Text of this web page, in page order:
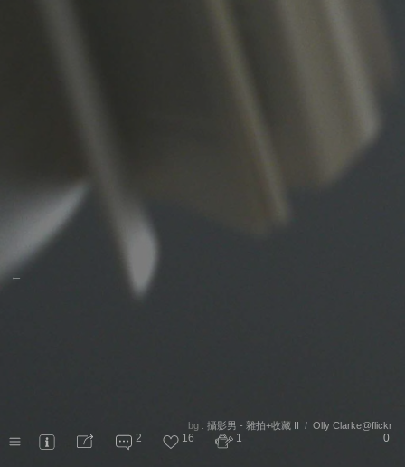
←
bg : 攝影男 - 雜拍+收藏 II / Olly Clarke@flickr
2 16 1 0